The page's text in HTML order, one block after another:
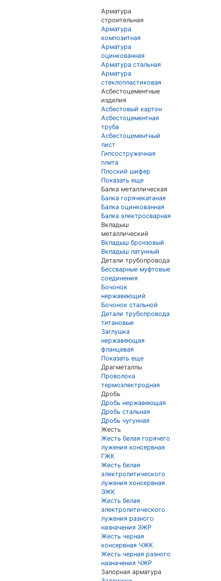
Арматура
строительная
Арматура
композитная
Арматура
оцинкованная
Арматура стальная
Арматура
стеклопластиковая
Асбестоцементные
изделия
Асбестовый картон
Асбестоцементная
труба
Асбестоцементный
лист
Гипсостружечная
плита
Плоский шифер
Показать еще
Балка металлическая
Балка горячекатаная
Балка оцинкованная
Балка электросварная
Вкладыш
металлический
Вкладыш бронзовый
Вкладыш латунный
Детали трубопровода
Бессварные муфтовые
соединения
Бочонок
нержавеющий
Бочонок стальной
Детали трубопровода
титановые
Заглушка
нержавеющая
фланцевая
Показать еще
Драгметаллы
Проволока
термоэлектродная
Дробь
Дробь нержавеющая
Дробь стальная
Дробь чугунная
Жесть
Жесть белая горячего
лужения консервная
ГЖК
Жесть белая
электролитического
лужения консервная
ЭЖК
Жесть белая
электролитического
лужения разного
назначения ЭЖР
Жесть черная
консервная ЧЖК
Жесть черная разного
назначения ЧЖР
Запорная арматура